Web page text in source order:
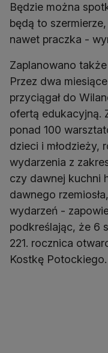
Będzie można
będą to
nawet praczka -
Zaplanowano
Przez dwa
przyciągał do
ofertą edukacyjną.
ponad 100
dzieci i młodzieży,
wydarzenia z
czy dawnej kuchni
dawnego
wydarzeń -
podkreślając, że 6
221. rocznica
Kostkę Potockiego.